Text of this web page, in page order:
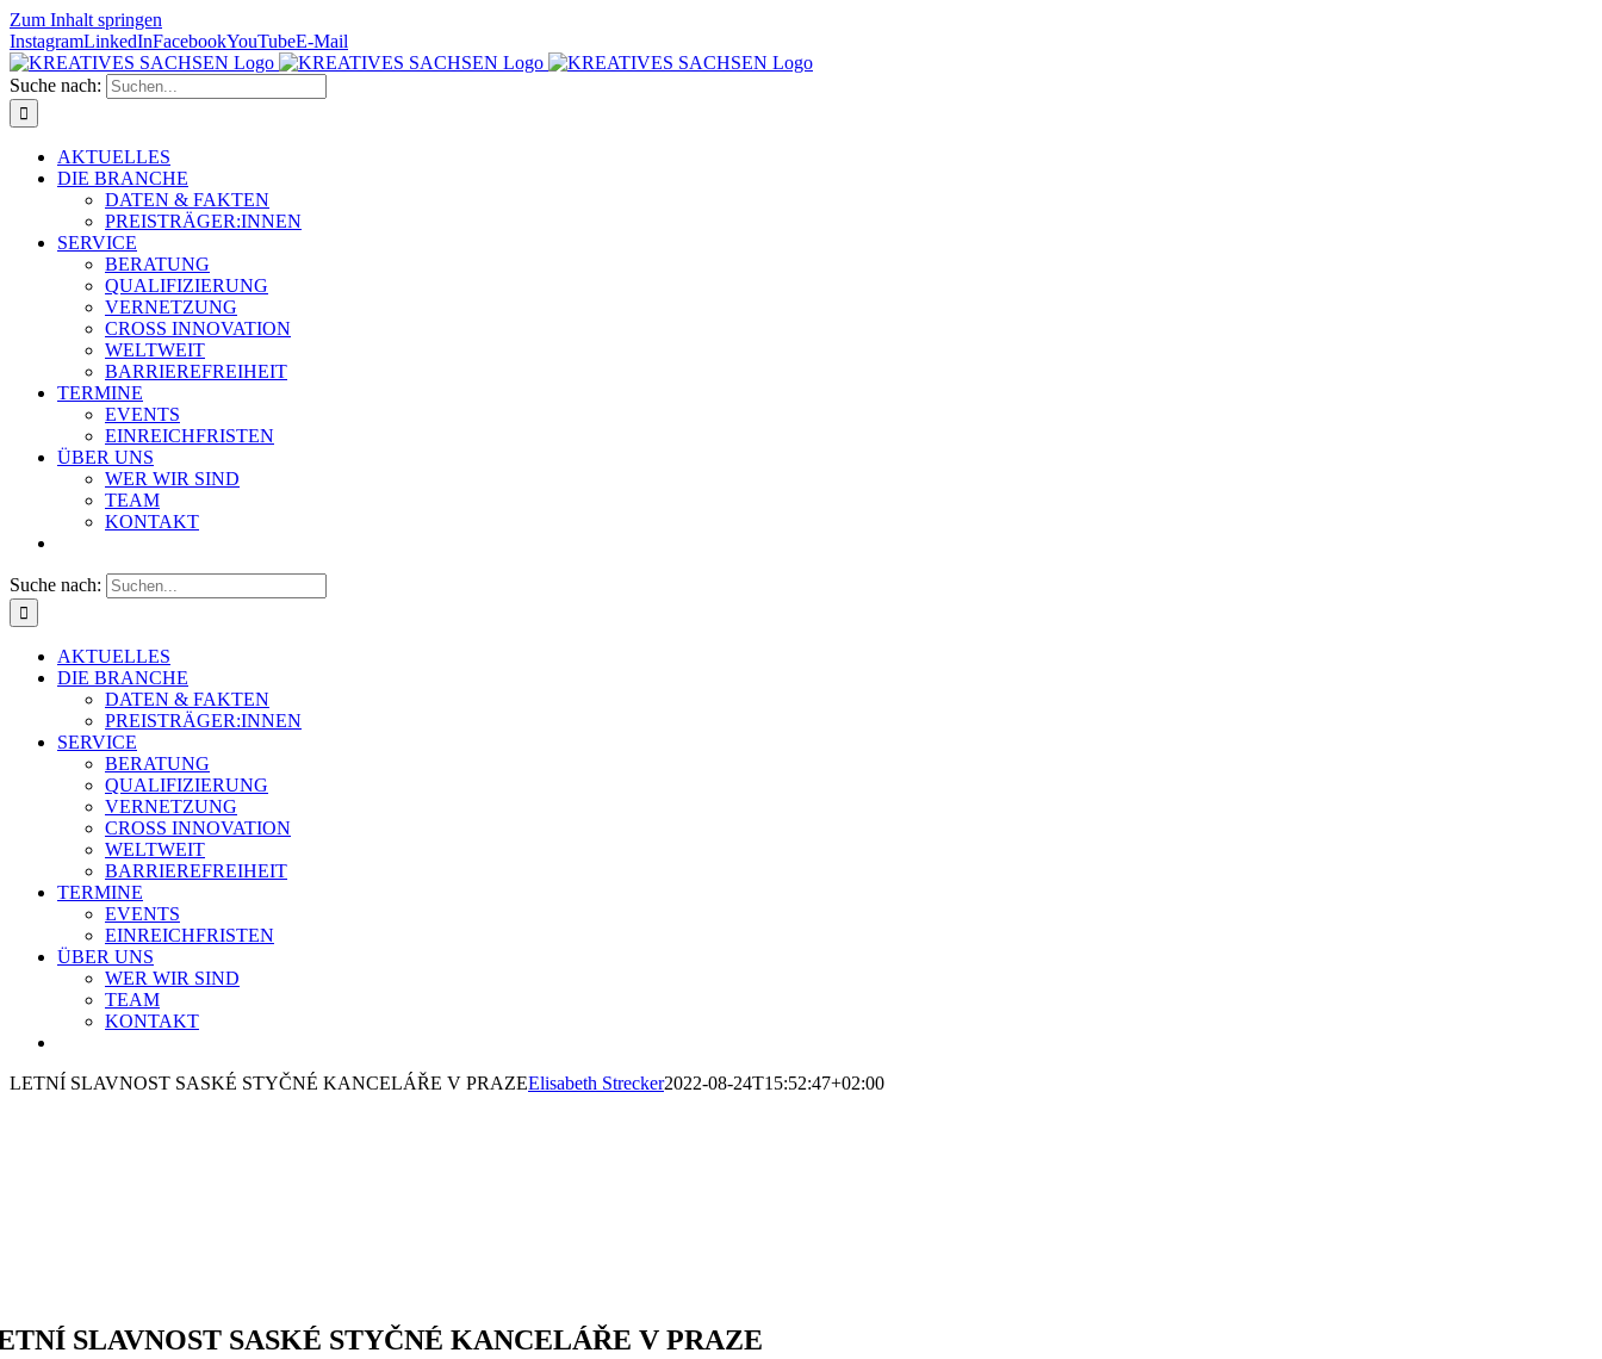
Zum Inhalt springen
InstagramLinkedInFacebookYouTubeE-Mail
Suche nach:
AKTUELLES
DIE BRANCHE
DATEN & FAKTEN
PREISTRÄGER:INNEN
SERVICE
BERATUNG
QUALIFIZIERUNG
VERNETZUNG
CROSS INNOVATION
WELTWEIT
BARRIEREFREIHEIT
TERMINE
EVENTS
EINREICHFRISTEN
ÜBER UNS
WER WIR SIND
TEAM
KONTAKT
Suche nach:
AKTUELLES
DIE BRANCHE
DATEN & FAKTEN
PREISTRÄGER:INNEN
SERVICE
BERATUNG
QUALIFIZIERUNG
VERNETZUNG
CROSS INNOVATION
WELTWEIT
BARRIEREFREIHEIT
TERMINE
EVENTS
EINREICHFRISTEN
ÜBER UNS
WER WIR SIND
TEAM
KONTAKT
LETNÍ SLAVNOST SASKÉ STYČNÉ KANCELÁŘE V PRAZEElisabeth Strecker2022-08-24T15:52:47+02:00
SLAVNOST SASKÉ STYČNÉ KANCELÁŘE V PRAZE